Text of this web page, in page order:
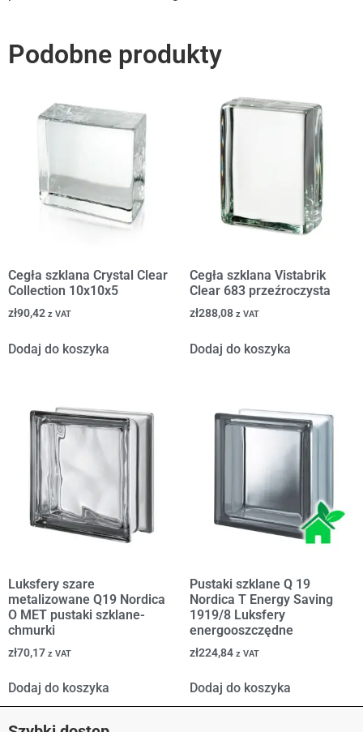
Podobne produkty
Cegła szklana Crystal Clear
Collection 10x10x5
zł90,42 z VAT
Dodaj do koszyka
Cegła szklana Vistabrik
Clear 683 przeźroczysta
zł288,08 z VAT
Dodaj do koszyka
Luksfery szare
metalizowane Q19 Nordica
O MET pustaki szklane-
chmurki
zł70,17 z VAT
Dodaj do koszyka
Pustaki szklane Q 19
Nordica T Energy Saving
1919/8 Luksfery
energooszczędne
zł224,84 z VAT
Dodaj do koszyka